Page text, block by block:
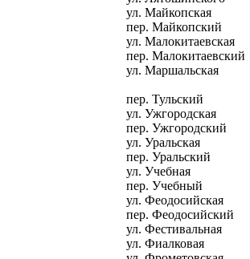
ул. Майкопская
пер. Майкопский
ул. Малокитаевская
пер. Малокитаевский
ул. Маршальская
пер. Тульский
ул. Ужгородская
пер. Ужгородский
ул. Уральская
пер. Уральский
ул. Учебная
пер. Учебный
ул. Феодосийская
пер. Феодосийский
ул. Фестивальная
ул. Фиалковая